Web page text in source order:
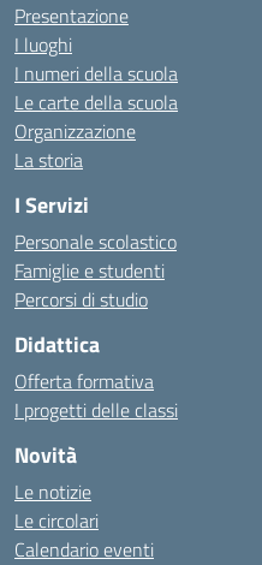
Presentazione
I luoghi
I numeri della scuola
Le carte della scuola
Organizzazione
La storia
I Servizi
Personale scolastico
Famiglie e studenti
Percorsi di studio
Didattica
Offerta formativa
I progetti delle classi
Novità
Le notizie
Le circolari
Calendario eventi